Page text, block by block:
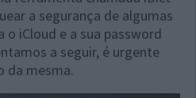
a segurança de algumas
o iCloud e a sua password
a seguir, é urgente
da mesma.